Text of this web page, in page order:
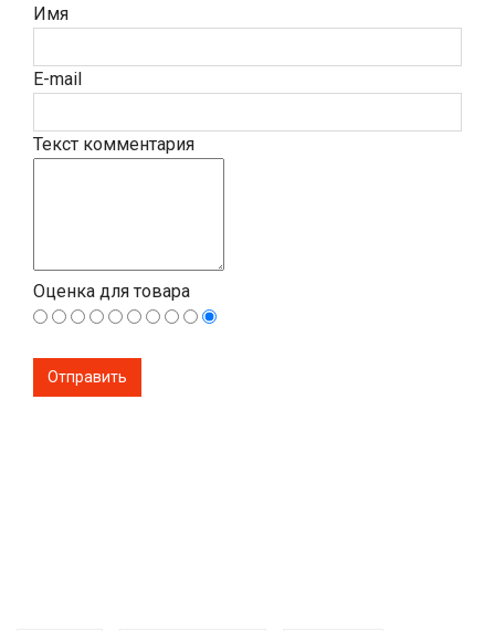
Имя
E-mail
Текст комментария
Оценка для товара